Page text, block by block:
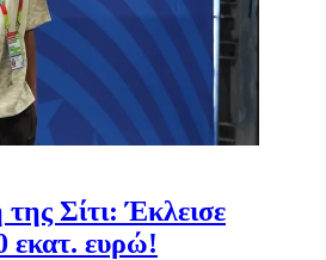
Σίτι: Έκλεισε
εκατ. ευρώ!